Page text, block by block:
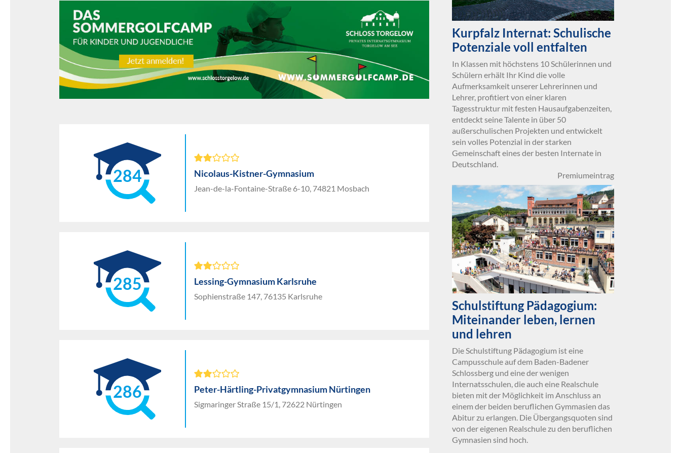
284 Nicolaus-Kistner-Gymnasium
Jean-de-la-Fontaine-Straße 6-10, 74821 Mosbach
285 Lessing-Gymnasium Karlsruhe
Sophienstraße 147, 76135 Karlsruhe
286 Peter-Härtling-Privatgymnasium Nürtingen
Sigmaringer Straße 15/1, 72622 Nürtingen
Kurpfalz Internat: Schulische
Potenziale voll entfalten
In Klassen mit höchstens 10 Schülerinnen und
Schülern erhält Ihr Kind die volle
Aufmerksamkeit unserer Lehrerinnen und
Lehrer, profitiert von einer klaren
Tagesstruktur mit festen Hausaufgabenzeiten,
entdeckt seine Talente in über 50
außerschulischen Projekten und entwickelt
sein volles Potenzial in der starken
Gemeinschaft eines der besten Internate in
Deutschland.
Premiumeintrag
Schulstiftung Pädagogium:
Miteinander leben, lernen
und lehren
Die Schulstiftung Pädagogium ist eine
Campusschule auf dem Baden-Badener
Schlossberg und eine der wenigen
Internatsschulen, die auch eine Realschule
bieten mit der Möglichkeit im Anschluss an
einem der beiden beruflichen Gymmasien das
Abitur zu erlangen. Die Übergangsquoten sind
von der eigenen Realschule zu den beruflichen
Gymnasien sind hoch.